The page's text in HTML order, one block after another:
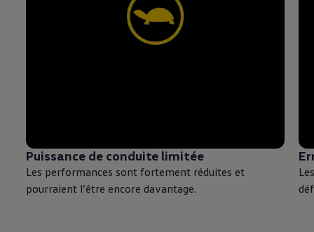
Puissance de conduite limitée
Les performances sont fortement réduites et
pourraient l’être encore davantage.